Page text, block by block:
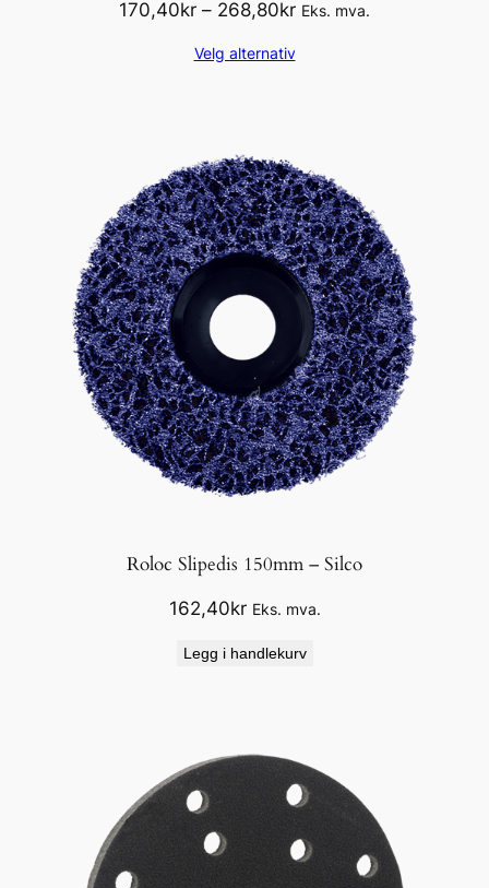
170,40kr – 268,80krPrisområde:
til
Eks. mva.
Velg alternativ
Roloc Slipedis 150mm – Silco
162,40kr Eks. mva.
Legg i handlekurv